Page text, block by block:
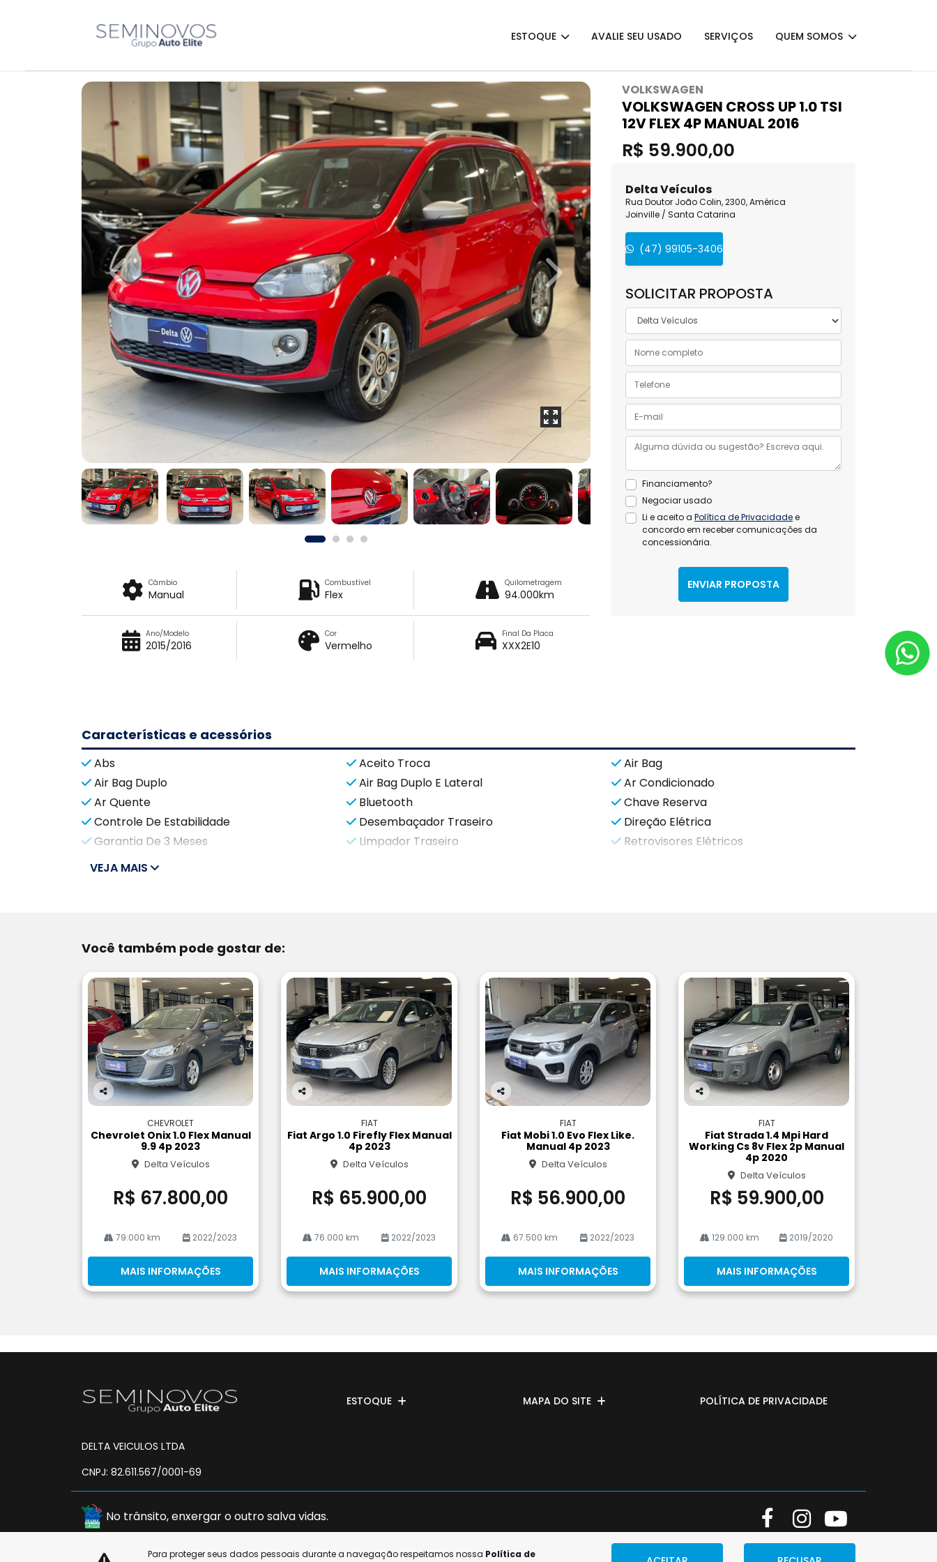
ESTOQUE AVALIE SEU USADO SERVIÇOS QUEM SOMOS
VOLKSWAGEN
VOLKSWAGEN CROSS UP 1.0 TSI
12V FLEX 4P MANUAL 2016
R$ 59.900,00
Delta Veículos
Rua Doutor João Colin, 2300, América
Joinville / Santa Catarina
(47) 99105-3406
SOLICITAR PROPOSTA
Financiamento?
Negociar usado
Li e aceito a Política de Privacidadee
concordo em receber comunicações da
concessionária.
ENVIAR PROPOSTA
Previous Next
Câmbio
Manual
Combustível
Flex
Quilometragem
94.000km
Ano/Modelo
2015/2016
Cor
Vermelho
Final Da Placa
XXX2E10
Características e acessórios
Abs Aceito Troca
Air Bag
Air Bag Duplo
Air Bag Duplo E Lateral
Ar Condicionado
Ar Quente
Bluetooth
Chave Reserva
Controle De Estabilidade
Desembaçador Traseiro
Direção Elétrica
Garantia De 3 Meses
Limpador Traseiro
Retrovisores Elétricos
VEJA MAIS
Você também pode gostar de:
Co
rtil
CHEVROLET
Chevrolet Onix 1.0 Flex Manual
9.9 4p 2023
Delta Veículos
R$ 67.800,00
79.000 km 2022/2023
MAIS INFORMAÇÕES
Co
rtil
FIAT
Fiat Argo 1.0 Firefly Flex Manual
4p 2023
Delta Veículos
R$ 65.900,00
76.000 km 2022/2023
MAIS INFORMAÇÕES
Co
rtil
FIAT
Fiat Mobi 1.0 Evo Flex Like.
Manual 4p 2023
Delta Veículos
R$ 56.900,00
67.500 km 2022/2023
MAIS INFORMAÇÕES
Co
rtil
he
FIAT
Fiat Strada 1.4 Mpi Hard
Working Cs 8v Flex 2p Manual
4p 2020
Delta Veículos
R$ 59.900,00
129.000 km 2019/2020
MAIS INFORMAÇÕES
ESTOQUE MAPA DO SITE POLÍTICA DE PRIVACIDADE
DELTA VEICULOS LTDA
CNPJ: 82.611.567/0001-69
No trânsito, enxergar o outro salva vidas.
Para proteger seus dados pessoais durante a navegação respeitamos nossa Política de